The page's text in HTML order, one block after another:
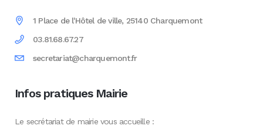
1 Place de l'Hôtel de ville, 25140 Charquemont
03.81.68.67.27
secretariat@charquemont.fr
Infos pratiques Mairie
Le secrétariat de mairie vous accueille :